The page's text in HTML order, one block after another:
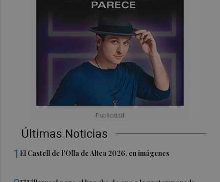
Últimas Noticias
1 El Castell de l'Olla de Altea 2026, en imágenes